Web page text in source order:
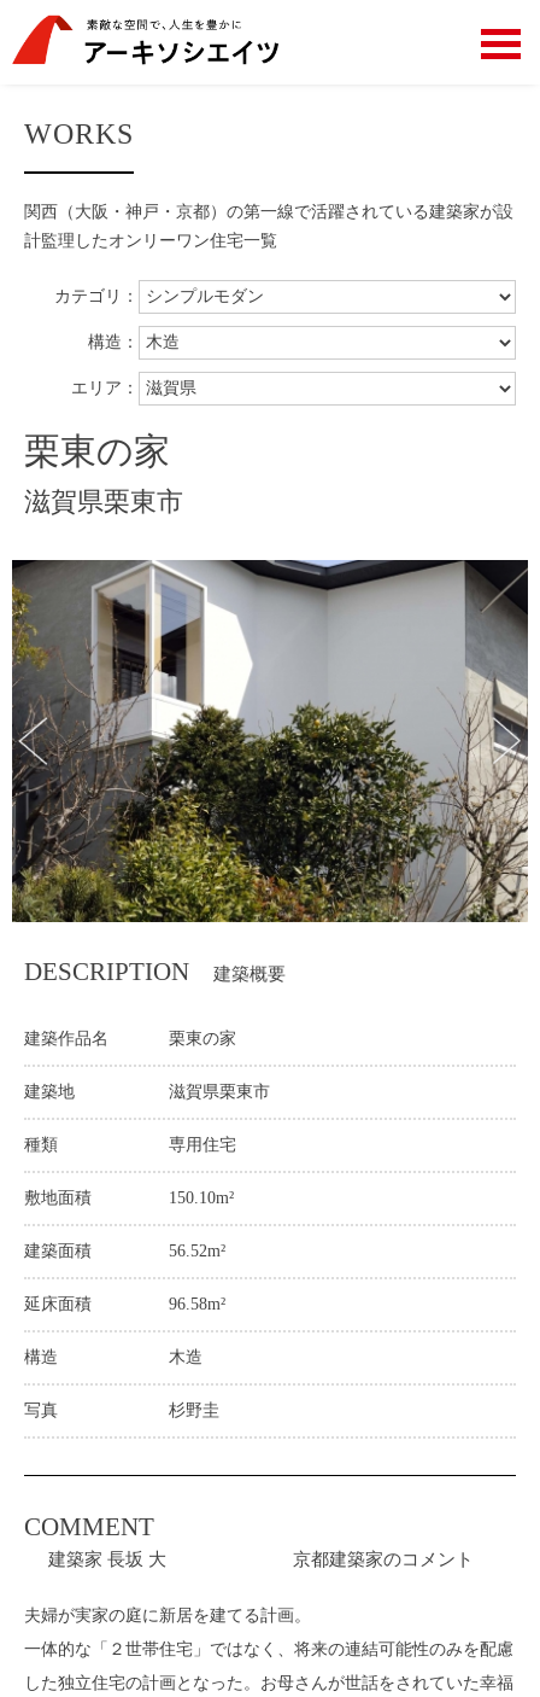
WORKS
関西（大阪・神戸・京都）の第一線で活躍されている建築家が設
計監理した オンリーワン住宅一覧
カテゴリ：
構造：
エリア：
栗東の家
滋賀県栗東市
DESCRIPTION 建築概要
建築作品名 栗東の家
建築地 滋賀県栗東市
種類 専用住宅
敷地面積 150.10m²
建築面積 56.52m²
延床面積 96.58m²
構造 木造
写真 杉野圭
COMMENT
建築家 長坂 大 京都建築家のコメント
夫婦が実家の庭に新居を建てる計画。
一体的な「２世帯住宅」ではなく、将来の連結可能性のみを配慮
した独立住宅の計画となった。お母さんが世話をされていた幸福